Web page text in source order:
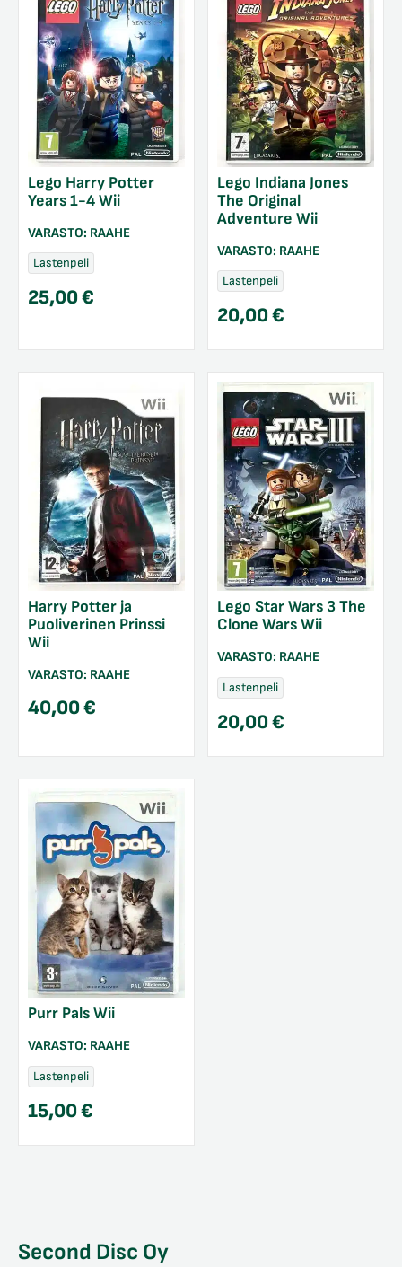
Lego Harry Potter
Years 1-4 Wii
VARASTO: RAAHE
Lastenpeli
25,00€
Lego Indiana Jones
The Original
Adventure Wii
VARASTO: RAAHE
Lastenpeli
20,00€
Harry Potter ja
Puoliverinen Prinssi
Wii
VARASTO: RAAHE
40,00€
Lego Star Wars 3 The
Clone Wars Wii
VARASTO: RAAHE
Lastenpeli
20,00€
Purr Pals Wii
VARASTO: RAAHE
Lastenpeli
15,00€
Second Disc Oy